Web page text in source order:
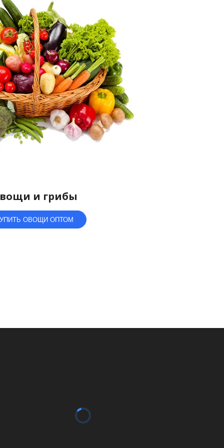
и грибы
ОВОЩИ ОПТОМ